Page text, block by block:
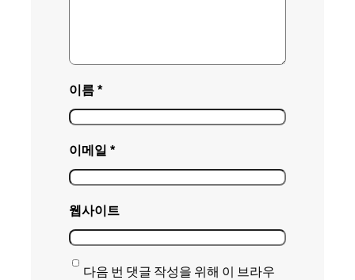
이름*
이메일 *
웹사이트
다음 번 댓글 작성을 위해 이 브라우